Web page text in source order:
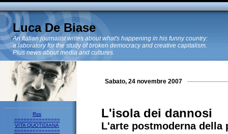
Luca De Biase
An Italian journalist writes about what's happening in his funny country:
a laboratory for the study of broken democracy and creative capitalism.
Plus news about media and cultures.
Rss
===============
VITA QUOTIDIANA
===============
Sabato, 24 novembre 2007
L'isola dei dannosi
L'arte postmoderna della